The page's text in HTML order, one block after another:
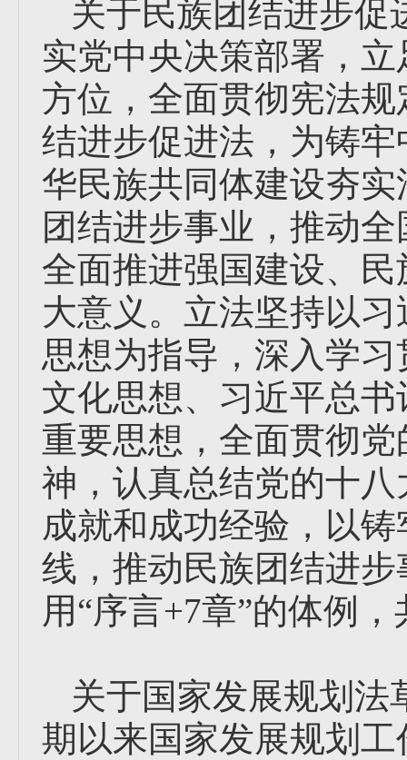
关于民族团结进步促
实党中央决策部署，
方位，全面贯彻宪法
结进步促进法，为铸
华民族共同体建设夯
团结进步事业，推动
全面推进强国建设、
大意义。立法坚持以
思想为指导，深入学
文化思想、习近平总
重要思想，全面贯彻
神，认真总结党的十
成就和成功经验，以
线，推动民族团结进
用“序言+7章”的体例，
关于国家发展规划法
期以来国家发展规划